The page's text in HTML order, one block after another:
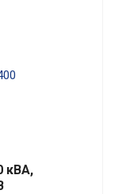
кВА,